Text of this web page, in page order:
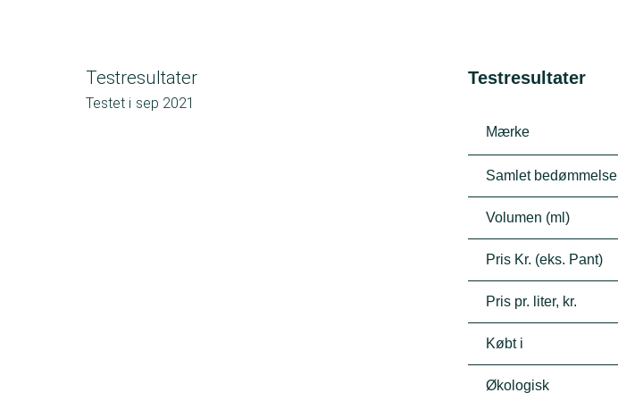
Testresultater
Testet i sep 2021
Testresultater
Mærke
Samlet bedømmelse
Volumen (ml)
Pris Kr. (eks. Pant)
Pris pr. liter, kr.
Købt i
Økologisk